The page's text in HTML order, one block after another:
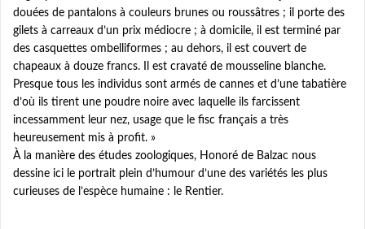
douées de pantalons à couleurs brunes ou roussâtres ; il porte des
gilets à carreaux d’un prix médiocre ; à domicile, il est terminé par
des casquettes ombelliformes ; au dehors, il est couvert de
chapeaux à douze francs. Il est cravaté de mousseline blanche.
Presque tous les individus sont armés de cannes et d’une tabatière
d’où ils tirent une poudre noire avec laquelle ils farcissent
incessamment leur nez, usage que le fisc français a très
heureusement mis à profit. »
À la manière des études zoologiques, Honoré de Balzac nous
dessine ici le portrait plein d’humour d’une des variétés les plus
curieuses de l’espèce humaine : le Rentier.